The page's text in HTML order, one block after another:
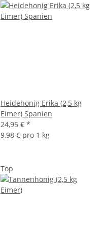
Heidehonig Erika (2,5 kg
Eimer) Spanien
24,95 € *
9,98 € pro 1 kg
Top